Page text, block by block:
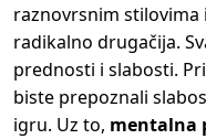
raznovrsnim
radikalno drugačija.
prednosti i slabosti.
biste prepoznali
igru. Uz to, mentalna